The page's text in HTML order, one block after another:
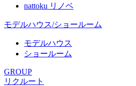
nattoku リノベ
モデルハウス/ショールーム
モデルハウス
ショールーム
GROUP
リクルート